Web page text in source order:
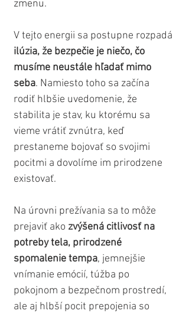
zmenu.
V tejto energii sa postupne rozpadá
ilúzia, že bezpečie je niečo, čo
musíme neustále hľadať mimo
seba. Namiesto toho sa začína
rodiť hlbšie uvedomenie, že
stabilita je stav, ku ktorému sa
vieme vrátiť zvnútra, keď
prestaneme bojovať so svojimi
pocitmi a dovolíme im prirodzene
existovať.
Na úrovni prežívania sa to môže
prejaviť ako zvýšená citlivosť na
potreby tela, prirodzené
spomalenie tempa, jemnejšie
vnímanie emócií, túžba po
pokojnom a bezpečnom prostredí,
ale aj hlbší pocit prepojenia so